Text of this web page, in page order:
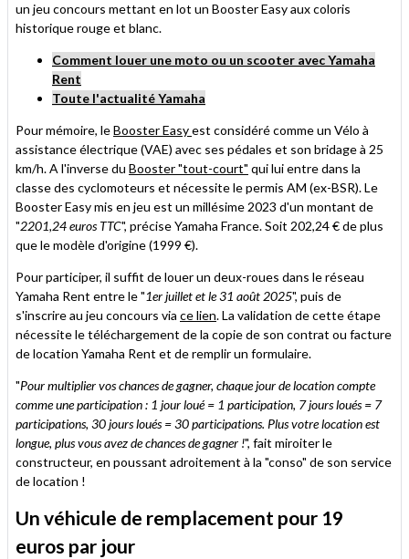
un jeu concours mettant en lot un Booster Easy aux coloris
historique rouge et blanc.
Comment louer une moto ou un scooter avec Yamaha
Rent
Toute l'actualité Yamaha
Pour mémoire, leBooster Easyest considéré comme un Vélo à
assistance électrique (VAE) avec ses pédales et son bridage à 25
km/h. A l'inverse du Booster "tout-court" qui lui entre dans la
classe des cyclomoteurs et nécessite le permis AM (ex-BSR). Le
Booster Easy mis en jeu est un millésime 2023 d'un montant de
"2201,24 euros TTC", précise Yamaha France. Soit 202,24 € de plus
que le modèle d'origine (1999 €).
Pour participer, il suffit de louer un deux-roues dans le réseau
Yamaha Rent entre le "1er juillet et le 31 août 2025", puis de
s'inscrire au jeu concours via ce lien. La validation de cette étape
nécessite le téléchargement de la copie de son contrat ou facture
de location Yamaha Rent et de remplir un formulaire.
"Pour multiplier vos chances de gagner, chaque jour de location compte
comme une participation : 1 jour loué = 1 participation, 7 jours loués = 7
participations, 30 jours loués = 30 participations. Plus votre location est
longue, plus vous avez de chances de gagner !", fait miroiter le
constructeur, en poussant adroitement à la "conso" de son service
de location !
Un véhicule de remplacement pour 19
euros par jour